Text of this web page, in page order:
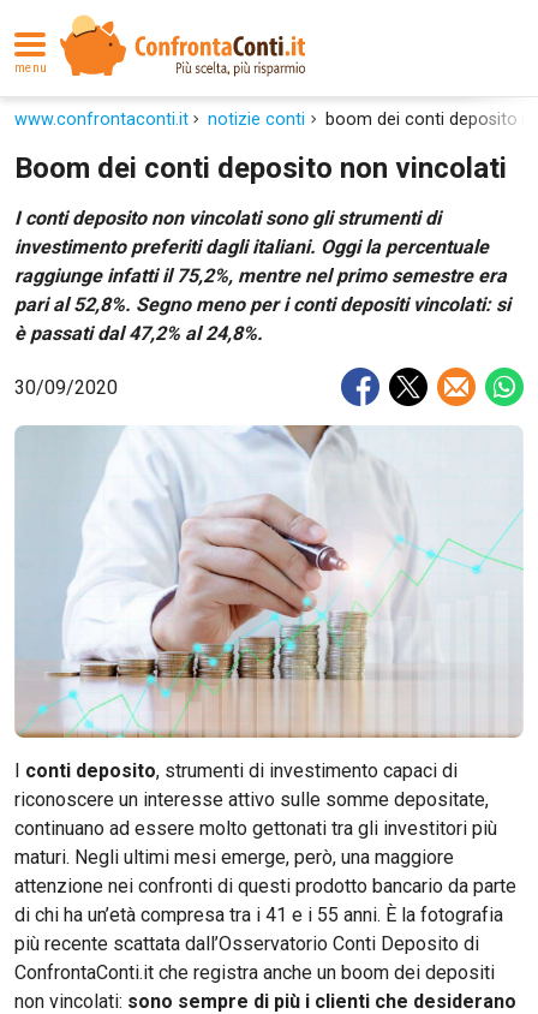
menu
www.confrontaconti.it notizie conti boom dei conti deposito
Boom dei conti deposito non vincolati
I conti deposito non vincolati sono gli strumenti di
investimento preferiti dagli italiani. Oggi la percentuale
raggiunge infatti il 75,2%, mentre nel primo semestre era
pari al 52,8%. Segno meno per i conti depositi vincolati: si
è passati dal 47,2% al 24,8%.
30/09/2020
I conti deposito, strumenti di investimento capaci di
riconoscere un interesse attivo sulle somme depositate,
continuano ad essere molto gettonati tra gli investitori più
maturi. Negli ultimi mesi emerge, però, una maggiore
attenzione nei confronti di questi prodotto bancario da parte
di chi ha un’età compresa tra i 41 e i 55 anni. È la fotografia
più recente scattata dall’Osservatorio Conti Deposito di
ConfrontaConti.it che registra anche un boom dei depositi
non vincolati: sono sempre di più i clienti che desiderano